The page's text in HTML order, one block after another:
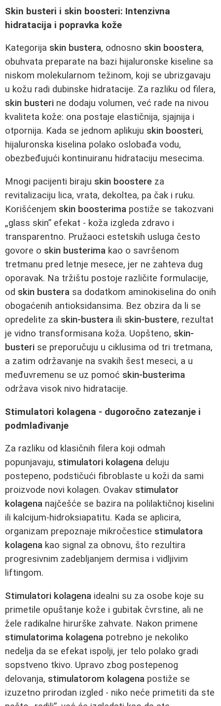
Skin busteri i skin boosteri: Intenzivna
hidratacija i popravka kože
Kategorija skin bustera, odnosno skin boostera,
obuhvata preparate na bazi hijaluronske kiseline sa
niskom molekularnom težinom, koji se ubrizgavaju
u kožu radi dubinske hidratacije. Za razliku od filera,
skin busteri ne dodaju volumen, već rade na nivou
kvaliteta kože: ona postaje elastičnija, sjajnija i
otpornija. Kada se jednom aplikuju skin boosteri,
hijaluronska kiselina polako oslobađa vodu,
obezbeđujući kontinuiranu hidrataciju mesecima.
Mnogi pacijenti biraju skin boostere za
revitalizaciju lica, vrata, dekoltea, pa čak i ruku.
Korišćenjem skin boosterima postiže se takozvani
„glass skin” efekat - koža izgleda zdravo i
transparentno. Pružaoci estetskih usluga često
govore o skin busterima kao o savršenom
tretmanu pred letnje mesece, jer ne zahteva dug
oporavak. Na tržištu postoje različite formulacije,
od skin bustera sa dodatkom aminokiselina do onih
obogaćenih antioksidansima. Bez obzira da li se
opredelite za skin-bustera ili skin-bustere, rezultat
je vidno transformisana koža. Uopšteno, skin-
busteri se preporučuju u ciklusima od tri tretmana,
a zatim održavanje na svakih šest meseci, a u
međuvremenu se uz pomoć skin-busterima
održava visok nivo hidratacije.
Stimulatori kolagena - dugoročno zatezanje i
podmlađivanje
Za razliku od klasičnih filera koji odmah
popunjavaju, stimulatori kolagena deluju
postepeno, podstičući fibroblaste u koži da sami
proizvode novi kolagen. Ovakav stimulator
kolagena najčešće se bazira na polilaktičnoj kiselini
ili kalcijum-hidroksiapatitu. Kada se aplicira,
organizam prepoznaje mikročestice stimulatora
kolagena kao signal za obnovu, što rezultira
progresivnim zadebljanjem dermisa i vidljivim
liftingom.
Stimulatori kolagena idealni su za osobe koje su
primetile opuštanje kože i gubitak čvrstine, ali ne
žele radikalne hirurške zahvate. Nakon primene
stimulatorima kolagena potrebno je nekoliko
nedelja da se efekat ispolji, jer telo polako gradi
sopstveno tkivo. Upravo zbog postepenog
delovanja, stimulatorom kolagena postiže se
izuzetno prirodan izgled - niko neće primetiti da ste